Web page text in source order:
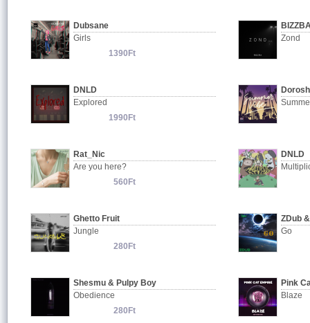
Dubsane
Girls
1390Ft
Zond
DNLD
Explored
1990Ft
Rat_Nic
Are you here?
560Ft
DNLD
Ghetto Fruit
Jungle
280Ft
ZDub
Go
Shesmu & Pulpy Boy
Obedience
280Ft
Pink
Blaze